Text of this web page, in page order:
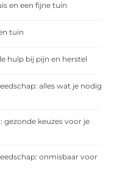
en een fijne tuin
tuin
hulp bij pijn en herstel
alles wat je nodig
keuzes voor je
onmisbaar voor